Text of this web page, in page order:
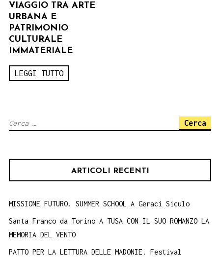
VIAGGIO TRA ARTE
URBANA E
PATRIMONIO
CULTURALE
IMMATERIALE
LEGGI TUTTO
Ricerca
ARTICOLI RECENTI
MISSIONE FUTURO. SUMMER SCHOOL A Geraci Siculo
Santa Franco da Torino A TUSA CON IL SUO ROMANZO LA
MEMORIA DEL VENTO
PATTO PER LA LETTURA DELLE MADONIE. Festival